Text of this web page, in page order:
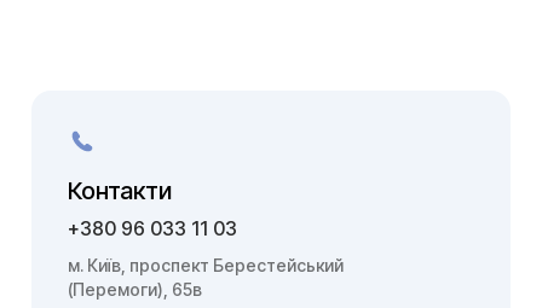
Контакти
+380 96 033 11 03
м. Київ, проспект Берестейський
(Перемоги), 65в